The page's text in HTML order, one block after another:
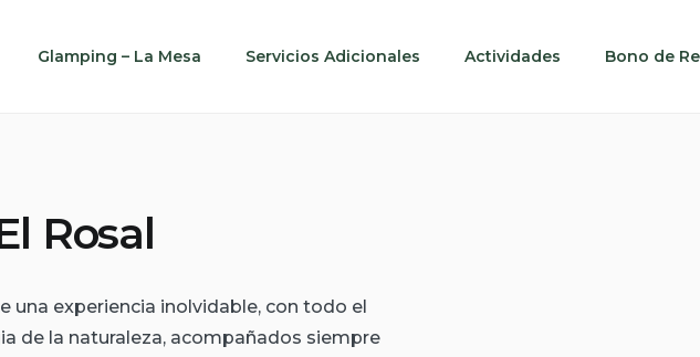
Glamping – La Mesa Servicios Adicionales Actividades Bono de
Rosal
una experiencia inolvidable, con todo el
de la naturaleza, acompañados siempre